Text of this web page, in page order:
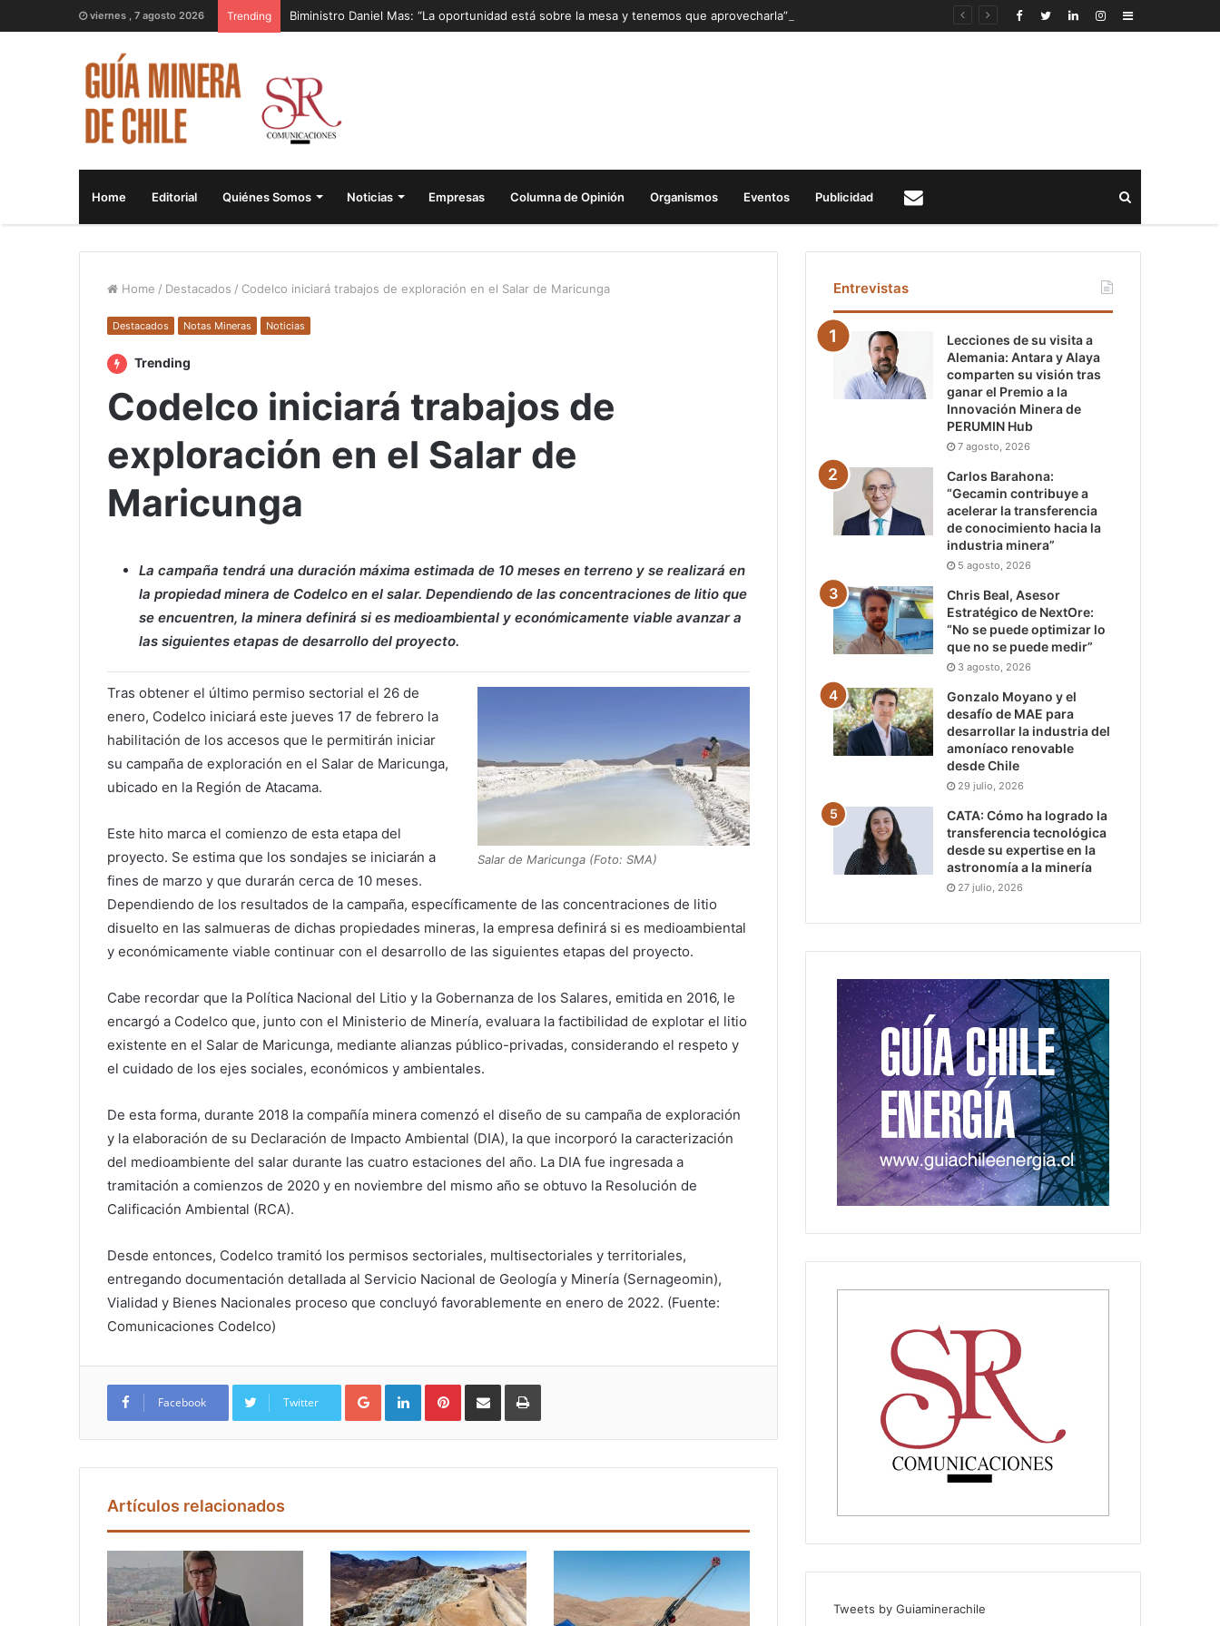
viernes , 7 agosto 2026 Trending Biministro Daniel Mas: “La oportunidad está sobre la mesa y tenemos que aprovecharla” Sidebar
Home Editorial Quiénes Somos Noticias Empresas Columna de Opinión Organismos Eventos Publicidad
Home / Destacados / Codelco iniciará trabajos de exploración en el Salar de Maricunga
Destacados Notas Mineras Noticias
Trending
Codelco iniciará trabajos de
exploración en el Salar de
Maricunga
La campaña tendrá una duración máxima estimada de 10 meses en terreno y se realizará en
la propiedad minera de Codelco en el salar. Dependiendo de las concentraciones de litio que
se encuentren, la minera definirá si es medioambiental y económicamente viable avanzar a
las siguientes etapas de desarrollo del proyecto.
Salar de Maricunga (Foto: SMA)
Tras obtener el último permiso sectorial el 26 de
enero, Codelco iniciará este jueves 17 de febrero la
habilitación de los accesos que le permitirán iniciar
su campaña de exploración en el Salar de Maricunga,
ubicado en la Región de Atacama.
Este hito marca el comienzo de esta etapa del
proyecto. Se estima que los sondajes se iniciarán a
fines de marzo y que durarán cerca de 10 meses.
Dependiendo de los resultados de la campaña, específicamente de las concentraciones de litio
disuelto en las salmueras de dichas propiedades mineras, la empresa definirá si es medioambiental
y económicamente viable continuar con el desarrollo de las siguientes etapas del proyecto.
Cabe recordar que la Política Nacional del Litio y la Gobernanza de los Salares, emitida en 2016, le
encargó a Codelco que, junto con el Ministerio de Minería, evaluara la factibilidad de explotar el litio
existente en el Salar de Maricunga, mediante alianzas público-privadas, considerando el respeto y
el cuidado de los ejes sociales, económicos y ambientales.
De esta forma, durante 2018 la compañía minera comenzó el diseño de su campaña de exploración
y la elaboración de su Declaración de Impacto Ambiental (DIA), la que incorporó la caracterización
del medioambiente del salar durante las cuatro estaciones del año. La DIA fue ingresada a
tramitación a comienzos de 2020 y en noviembre del mismo año se obtuvo la Resolución de
Calificación Ambiental (RCA).
Desde entonces, Codelco tramitó los permisos sectoriales, multisectoriales y territoriales,
entregando documentación detallada al Servicio Nacional de Geología y Minería (Sernageomin),
Vialidad y Bienes Nacionales proceso que concluyó favorablemente en enero de 2022. (Fuente:
Comunicaciones Codelco)
Facebook Twitter
Google+ LinkedIn Pinterest
Artículos relacionados
Entrevistas
Lecciones de su visita a
Alemania: Antara y Alaya
comparten su visión tras
ganar el Premio a la
Innovación Minera de
PERUMIN Hub
7 agosto, 2026
Carlos Barahona:
“Gecamin contribuye a
acelerar la transferencia
de conocimiento hacia la
industria minera”
5 agosto, 2026
Chris Beal, Asesor
Estratégico de NextOre:
“No se puede optimizar lo
que no se puede medir”
3 agosto, 2026
Gonzalo Moyano y el
desafío de MAE para
desarrollar la industria del
amoníaco renovable
desde Chile
29 julio, 2026
CATA: Cómo ha logrado la
transferencia tecnológica
desde su expertise en la
astronomía a la minería
27 julio, 2026
Tweets by Guiaminerachile